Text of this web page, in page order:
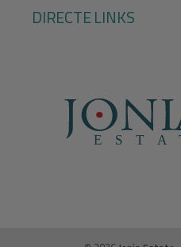
DIRECTE LINKS